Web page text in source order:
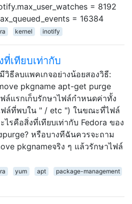
= 8192
= 16384
kernel inotify
ที่เทียบเท่ากับ
วิธีลบแพคเกจอย่างน้อยสองวิธี:
pkgname apt-get purge
ล์แรกเก็บรักษาไฟล์กำหนดค่าทั้ง
ฟล์ที่พบใน " / etc ") ในขณะที่ไฟล์
ไรคือสิ่งที่เทียบเท่ากับ Fedora ของ
หรือบางทีฉันควรจะถาม
pkgnameจริง ๆ แล้วรักษาไฟล์
yum apt package-management